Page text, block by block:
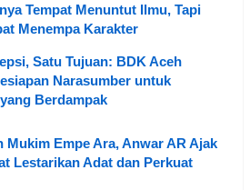
Tempat Menuntut Ilmu, Tapi
Menempa Karakter
Satu Tujuan: BDK Aceh
Narasumber untuk
Berdampak
Mukim Empe Ara, Anwar AR Ajak
Lestarikan Adat dan Perkuat